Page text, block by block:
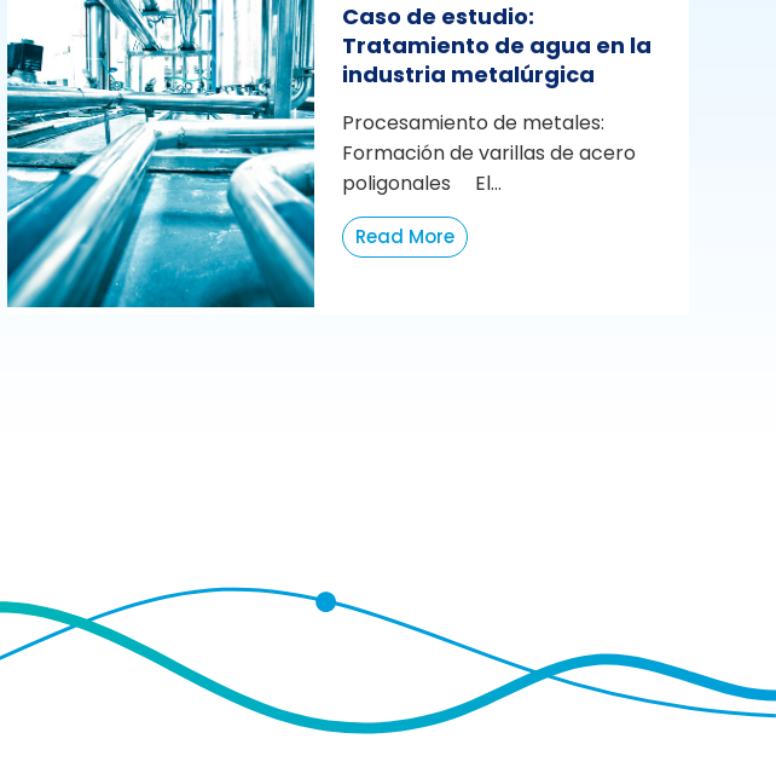
Caso de estudio:
Tratamiento de agua en la
industria metalúrgica
Procesamiento de metales:
Formación de varillas de acero
poligonales El...
Read More